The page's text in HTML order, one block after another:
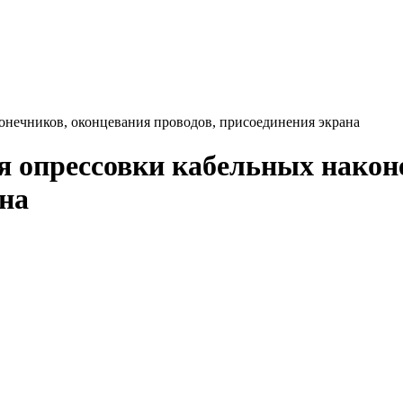
оконцевания проводов, присоединения экрана
кабельных